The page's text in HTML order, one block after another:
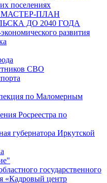
поселениях
ПЛАН
ДО 2040 ГОДА
развития
СВО
по Маломерным
Росреестра по
губернатора Иркутской
государственного
«Кадровый центр